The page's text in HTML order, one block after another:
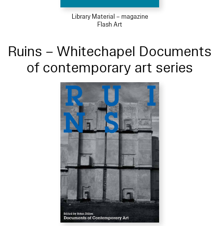
Library Material – magazine
Flash Art
Ruins – Whitechapel Documents
of contemporary art series